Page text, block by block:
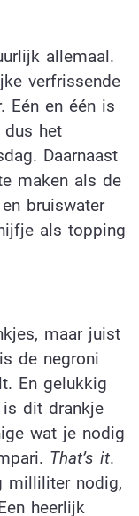
allemaal.
verfrissende
Eén en één is
dus het
Daarnaast
maken als de
bruiswater
als topping
maar juist
de negroni
En gelukkig
dit drankje
wat je nodig
That’s it.
milliliter nodig,
heerlijk